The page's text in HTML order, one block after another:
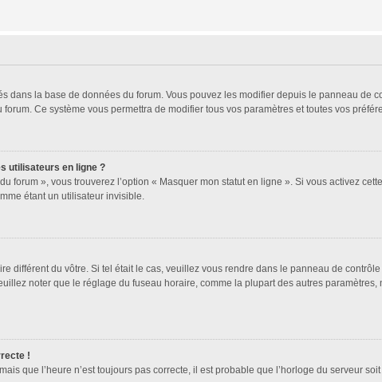
dans la base de données du forum. Vous pouvez les modifier depuis le panneau de
Ce système vous permettra de modifier tous vos paramètres et toutes vos
utilisateurs en ligne ?
forum », vous trouverez l’option « Masquer mon statut en ligne ». Si vous activez
étant un utilisateur invisible.
différent du vôtre. Si tel était le cas, veuillez vous rendre dans le panneau de
noter que le réglage du fuseau horaire, comme la plupart des autres paramètres,
!
que l’heure n’est toujours pas correcte, il est probable que l’horloge du serveur